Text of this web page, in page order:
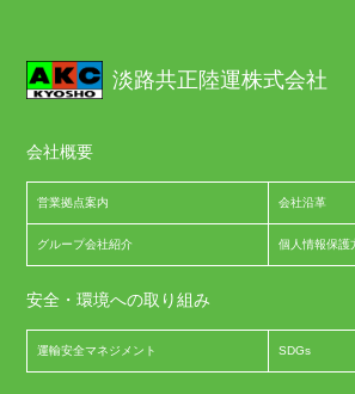
淡路共正陸運株式会社
会社概要
営業拠点案内 会社沿革
グループ会社紹介 個人情報保護
安全・環境への取り組み
運輸安全マネジメント SDGs